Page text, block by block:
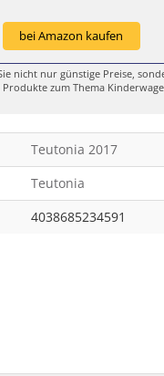
bei Amazon kaufen
nicht nur günstige Preise,
zum Thema
Teutonia 2017
Teutonia
4038685234591